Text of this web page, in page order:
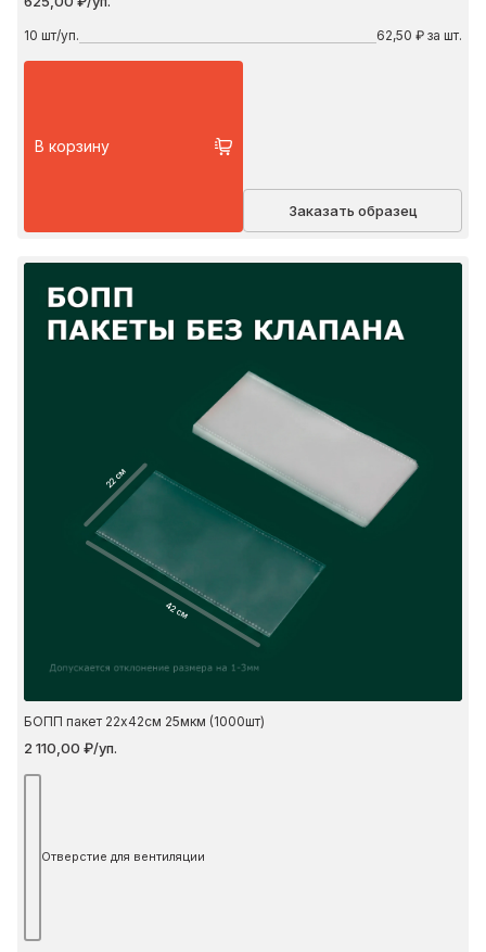
10 шт/уп. 62,50 ₽ за шт.
В корзину
Заказать образец
22 см
42 см
БОПП пакет 22х42см 25мкм (1000шт)
2 110,00 ₽/уп.
Отверстие для вентиляции